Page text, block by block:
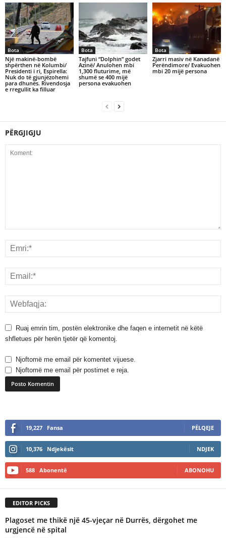
Bota
Një makinë-bombë
shpërthen në Kolumbi/
Presidenti i ri, Espirella:
Nuk do të gjunjëzohemi
para dhunës. Rivendosja
e rregullit ka filluar
Bota
Tajfuni “Dolphin” godet
Azinë/ Anulohen mbi
1,300 fluturime, më
shumë se 400 mijë
persona evakuohen
Bota
Zjarri masiv në Kanadanë
Perëndimore/ Evakuohen
mbi 20 mijë persona
PËRGJIGJU
Ruaj emrin tim, postën elektronike dhe faqen e internetit në këtë
shfletues për herën tjetër që komentoj.
Njoftomë me email për komentet vijuese.
Njoftomë me email për postimet e reja.
l
e
n
a
:
19,227 Fansa PËLQEJE
10,376 Ndjekësit NDJEK
588 Abonentë ABONOHU
EDITOR PICKS
Plagoset me thikë një 45-vjeçar në Durrës, dërgohet me
urgjencë në spital